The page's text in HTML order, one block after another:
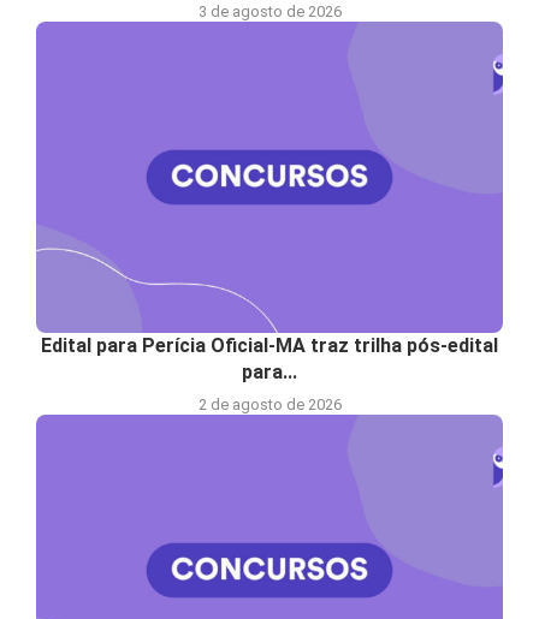
3 de agosto de 2026
Edital para Perícia Oficial-MA traz trilha pós-edital
para...
2 de agosto de 2026